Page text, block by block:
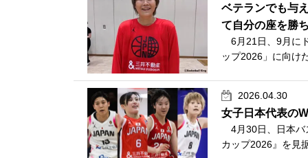
ベテランでも与
て自分の座を勝ち
6月21日、9月に
ップ2026」に向け
2026.04.30
女子日本代表の
4月30日、日本バ
カップ2026』を見